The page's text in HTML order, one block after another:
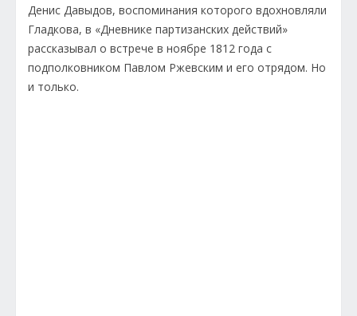
Денис Давыдов, воспоминания которого вдохновляли
Гладкова, в «Дневнике партизанских действий»
рассказывал о встрече в ноябре 1812 года с
подполковником Павлом Ржевским и его отрядом. Но
и только.